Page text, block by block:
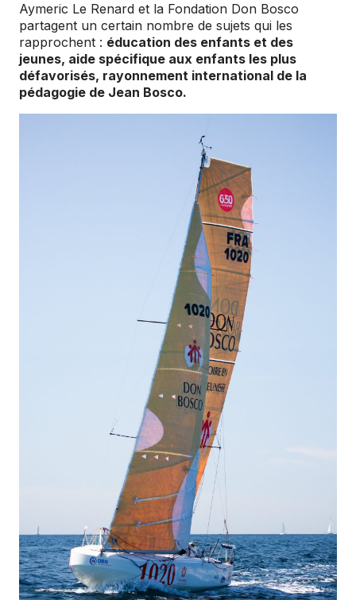
Aymeric Le Renard et la Fondation Don Bosco
partagent un certain nombre de sujets qui les
rapprochent : éducation des enfants et des
jeunes, aide spécifique aux enfants les plus
défavorisés, rayonnement international de la
pédagogie de Jean Bosco.